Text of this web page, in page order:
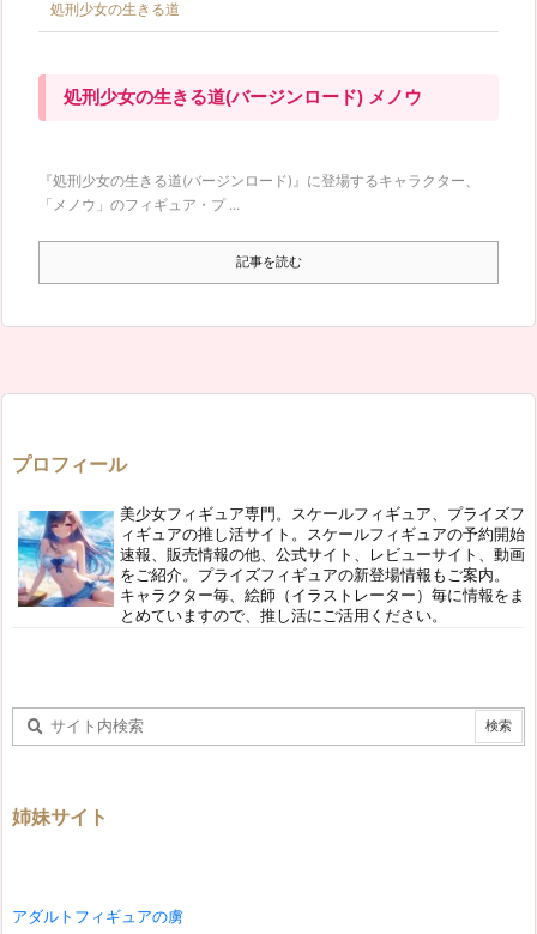
処刑少女の生きる道
処刑少女の生きる道(バージンロード) メノウ
『処刑少女の生きる道(バージンロード)』に登場するキャラクター、
「メノウ」のフィギュア・プ ...
記事を読む
プロフィール
美少女フィギュア専門。スケールフィギュア、プライズフ
ィギュアの推し活サイト。スケールフィギュアの予約開始
速報、販売情報の他、公式サイト、レビューサイト、動画
をご紹介。プライズフィギュアの新登場情報もご案内。
キャラクター毎、絵師（イラストレーター）毎に情報をま
とめていますので、推し活にご活用ください。
姉妹サイト
アダルトフィギュアの虜